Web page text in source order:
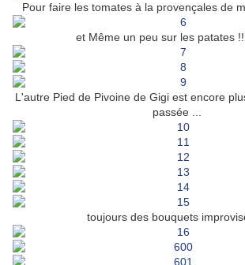
Pour faire les tomates à la provençales de
et Même un peu sur les patates
L'autre Pied de Pivoine de Gigi est encore
passée ...
toujours des bouquets